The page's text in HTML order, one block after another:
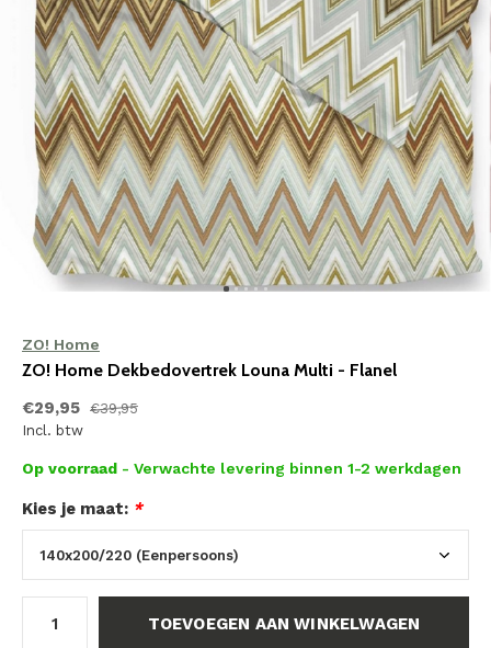
ZO! Home
ZO! Home Dekbedovertrek Louna Multi - Flanel
€29,95 €39,95
Incl. btw
Op voorraad - Verwachte levering binnen 1-2 werkdagen
Kies je maat: *
TOEVOEGEN AAN WINKELWAGEN